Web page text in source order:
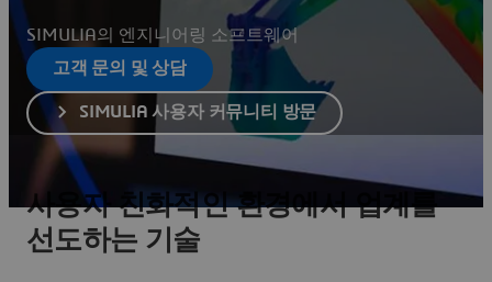
SIMULIA의 엔지니어링 소프트웨어
고객 문의 및 상담
SIMULIA 사용자 커뮤니티 방문
사용자 친화적인 환경에서 업계를
선도하는 기술